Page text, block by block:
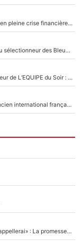
Grégory Lorenzi doit renoncer à cinq signatures en pleine crise financière : L’IA propose sept noms à l’OM pour un mercato réussi... à seulement 5M€ !
«Plus grand, je ferai chauffeur-livreur» : Nouveau sélectionneur des Bleus, Zinédine Zidane s’était imaginé un avenir très différent lorsqu'il était enfant
Johan Micoud en conflit avec un autre chroniqueur de L’EQUIPE du Soir : «Pendant un moment, je ne les ai pas remis ensemble dans l'émission»
Proche de rejoindre Bruno Genesio à l'OM, un ancien international français va finalement débarquer... sur RMC !
Mercato - OM - «Dès que je prends un club, je t’appellerai» : La promesse de Marcelino au moment de claquer la porte